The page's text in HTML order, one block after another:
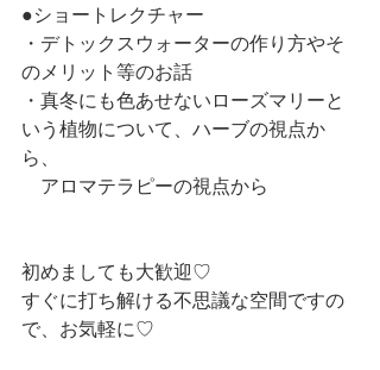
●ショートレクチャー
・デトックスウォーターの作り方やそ
のメリット等のお話
・真冬にも色あせないローズマリーと
いう植物について、ハーブの視点か
ら、
アロマテラピーの視点から
初めましても大歓迎♡
すぐに打ち解ける不思議な空間ですの
で、お気軽に♡